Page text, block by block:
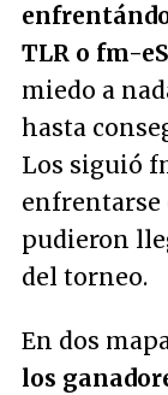
TLR o fm-
miedo a
hasta
Los siguió
enfrentarse
pudieron
del torneo.
En dos
los